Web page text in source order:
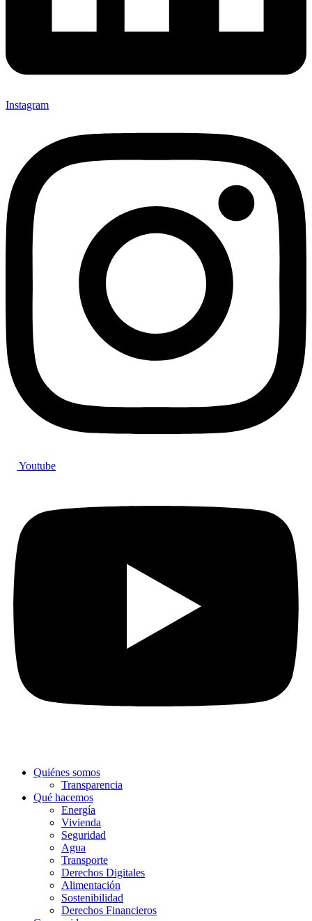
Instagram
Youtube
Quiénes somos
Transparencia
Qué hacemos
Energía
Vivienda
Seguridad
Agua
Transporte
Derechos Digitales
Alimentación
Sostenibilidad
Derechos Financieros